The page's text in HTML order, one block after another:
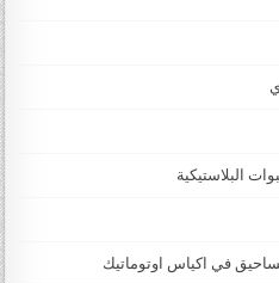
البلاستيكية
في اكياس اوتوماتيك